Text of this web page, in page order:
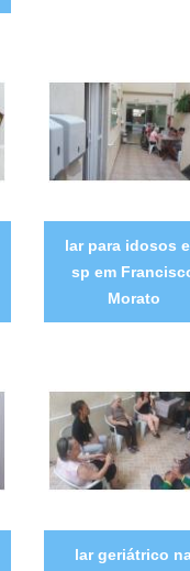
lar para idosos
sp em
Morato
lar geriátrico